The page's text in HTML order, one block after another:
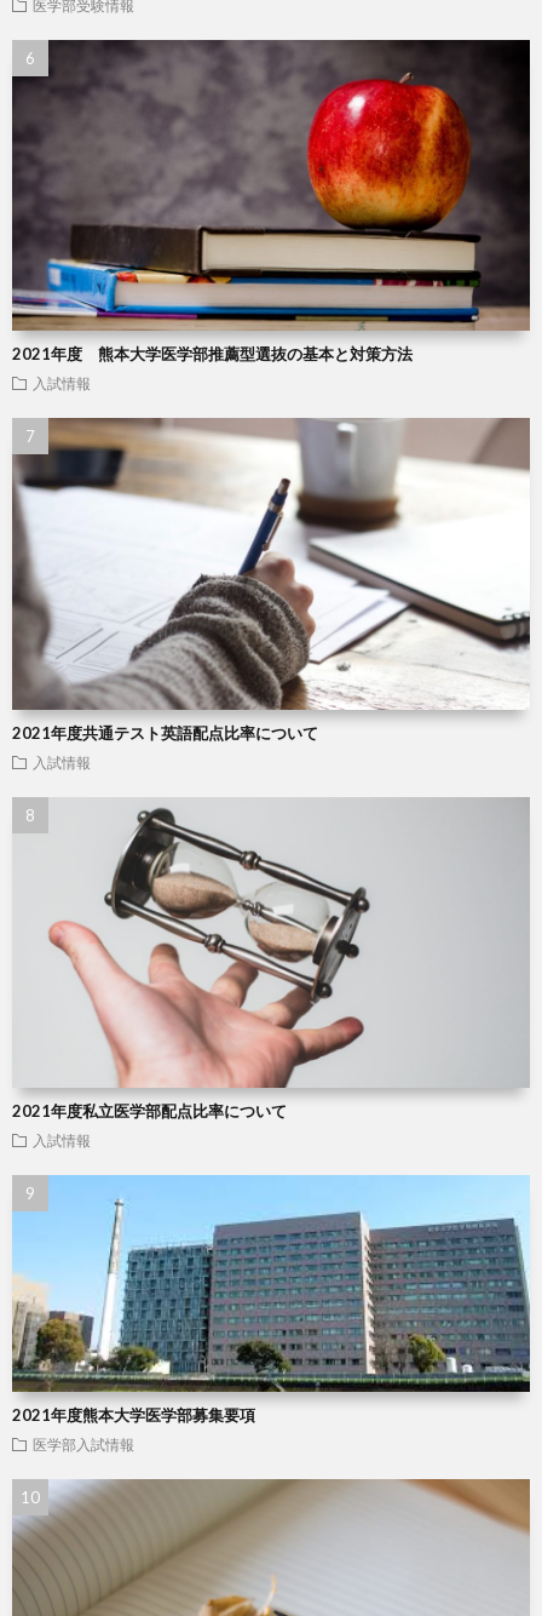
医学部受験情報
2021年度 熊本大学医学部推薦型選抜の基本と対策方法
入試情報
2021年度共通テスト英語配点比率について
入試情報
2021年度私立医学部配点比率について
入試情報
2021年度熊本大学医学部募集要項
医学部入試情報